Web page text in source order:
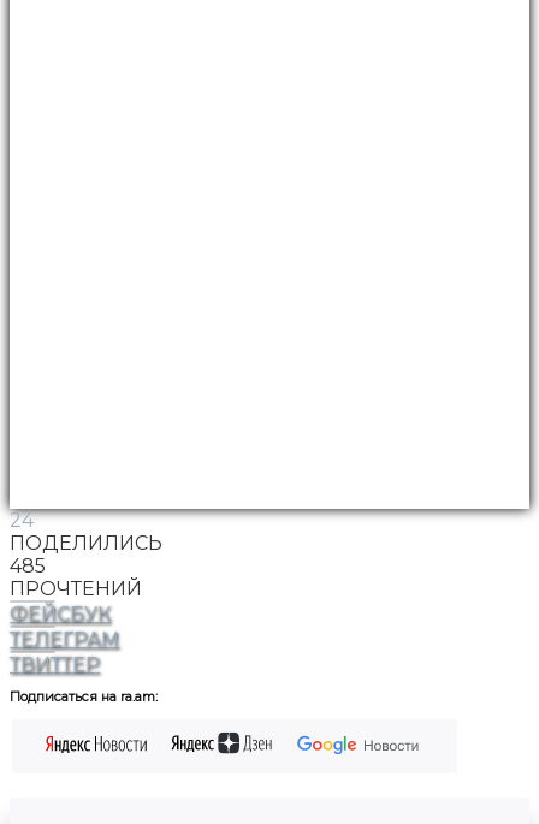
24
ПОДЕЛИЛИСЬ
485
ПРОЧТЕНИЙ
ФЕЙСБУК
ТЕЛЕГРАМ
ТВИТТЕР
Подписаться на ra.am: